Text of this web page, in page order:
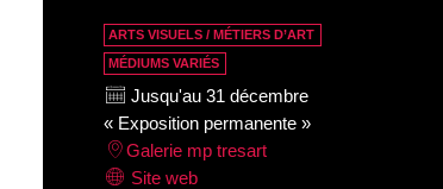
ARTS VISUELS / MÉTIERS D’ART
MÉDIUMS VARIÉS
Jusqu'au 31 décembre
« Exposition permanente »
Galerie mp tresart
Site web